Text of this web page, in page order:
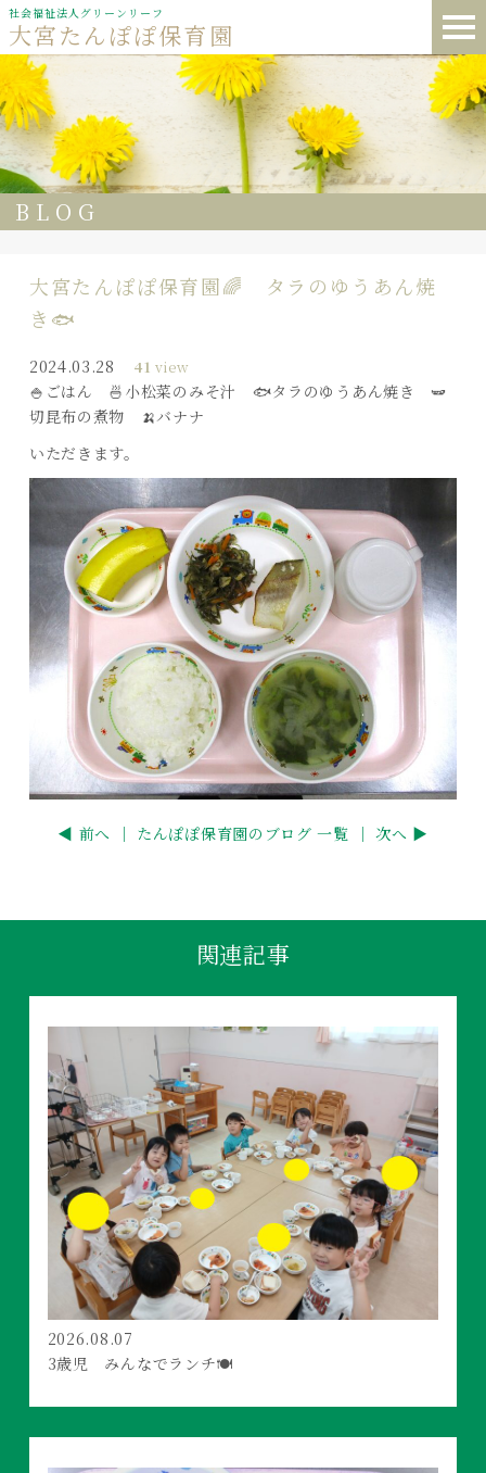
社会福祉法人グリーンリーフ
大宮たんぽぽ保育園
BLOG
大宮たんぽぽ保育園🌈 タラのゆうあん焼
き🐟
2024.03.28 41 view
🍚ごはん 🍜小松菜のみそ汁 🐟タラのゆうあん焼き 🫛
切昆布の煮物 🍌バナナ
いただきます。
◀ 前へ ｜ たんぽぽ保育園のブログ 一覧 ｜ 次へ ▶
関連記事
2026.08.07
3歳児 みんなでランチ🍽️